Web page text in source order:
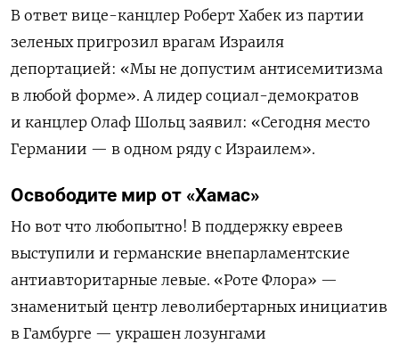
В ответ вице-канцлер Роберт Хабек из партии
зеленых пригрозил врагам Израиля
депортацией: «Мы не допустим антисемитизма
в любой форме». А лидер социал-демократов
и канцлер Олаф Шольц заявил: «Сегодня место
Германии — в одном ряду с Израилем».
Освободите мир от «Хамас»
Но вот что любопытно! В поддержку евреев
выступили и германские внепарламентские
антиавторитарные левые. «Роте Флора» —
знаменитый центр леволибертарных инициатив
в Гамбурге — украшен лозунгами